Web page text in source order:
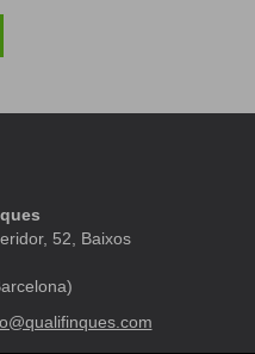
52, Baixos